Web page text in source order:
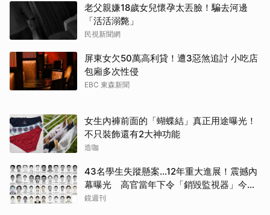
老父親嫌18歲女兒懷孕太丟臉！騙去河邊
「活活溺斃」
民視新聞網
屏東女欠50萬高利貸！遭3惡煞追討 小吃店
包廂多次性侵
EBC 東森新聞
女生內褲前面的「蝴蝶結」真正用途曝光！
不只裝飾還有2大神功能
造咖
43名學生失蹤懸案...12年重大進展！震撼內
幕曝光 高官當年下令「銷毀監視器」今遭
逮
鏡週刊